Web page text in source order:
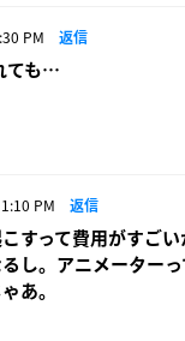
PM 返信
ても…
PM 返信
すって費用がすご
し。アニメーター
あ。